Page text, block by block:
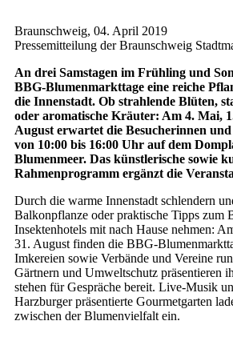
Braunschweig, 04. April 2019
Pressemitteilung der Braunschweig
An drei Samstagen im Frühling und
BBG-Blumenmarkttage eine reiche
die Innenstadt. Ob strahlende Blüten,
oder aromatische Kräuter: Am 4. Mai,
August erwartet die Besucherinnen
von 10:00 bis 16:00 Uhr auf dem
Blumenmeer. Das künstlerische sowie
Rahmenprogramm ergänzt die
Durch die warme Innenstadt schlendern
Balkonpflanze oder praktische Tipps zum
Insektenhotels mit nach Hause nehmen:
31. August finden die BBG-
Imkereien sowie Verbände und Vereine
Gärtnern und Umweltschutz präsentieren
stehen für Gespräche bereit. Live-Musik
Harzburger präsentierte Gourmetgarten
zwischen der Blumenvielfalt ein.